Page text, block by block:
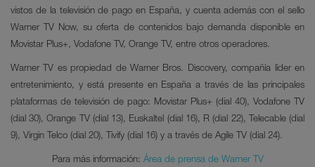
vistos de la televisión de pago en España, y cuenta además con el sello
Warner TV Now, su oferta de contenidos bajo demanda disponible en
Movistar Plus+, Vodafone TV, Orange TV, entre otros operadores.
Warner TV es propiedad de Warner Bros. Discovery, compañía líder en
entretenimiento, y está presente en España a través de las principales
plataformas de televisión de pago: Movistar Plus+ (dial 40), Vodafone TV
(dial 30), Orange TV (dial 13), Euskaltel (dial 16), R (dial 22), Telecable (dial
9), Virgin Telco (dial 20), Tivify (dial 16) y a través de Agile TV (dial 24).
Para más información: Área de prensa de Warner TV